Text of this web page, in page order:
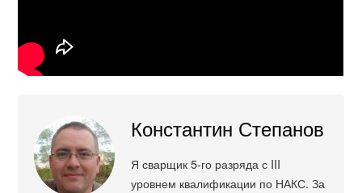
Константин Степанов
Я сварщик 5-го разряда с III
уровнем квалификации по НАКС. За